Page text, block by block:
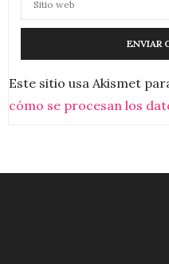
Este sitio usa Akismet
cómo se procesan los